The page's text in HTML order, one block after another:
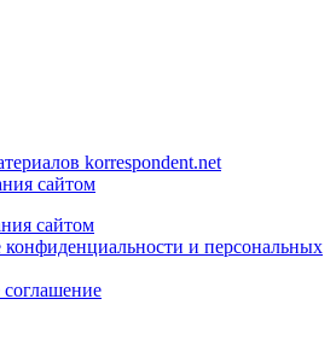
korrespondent.net
сайтом
сайтом
и персональных
соглашение